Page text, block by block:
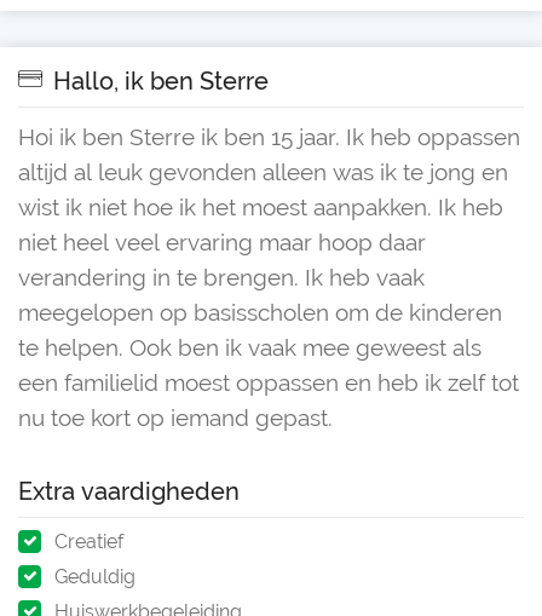
Hallo, ik ben Sterre
Hoi ik ben Sterre ik ben 15 jaar. Ik heb oppassen
altijd al leuk gevonden alleen was ik te jong en
wist ik niet hoe ik het moest aanpakken. Ik heb
niet heel veel ervaring maar hoop daar
verandering in te brengen. Ik heb vaak
meegelopen op basisscholen om de kinderen
te helpen. Ook ben ik vaak mee geweest als
een familielid moest oppassen en heb ik zelf tot
nu toe kort op iemand gepast.
Extra vaardigheden
Creatief
Geduldig